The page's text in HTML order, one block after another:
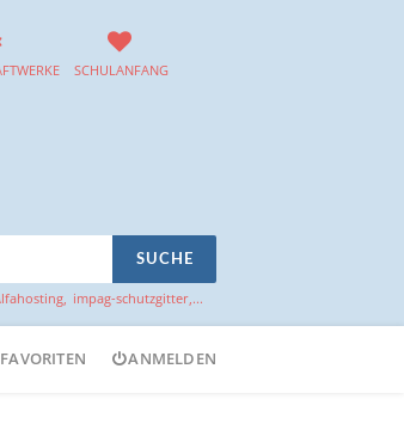
SCHULANFANG
SUCHE
, impag-schutzgitter,...
FAVORITEN ANMELDEN